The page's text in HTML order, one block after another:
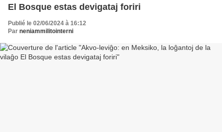
El Bosque estas devigataj foriri
Publié le 02/06/2024 à 16:12
Par neniammilitointerni